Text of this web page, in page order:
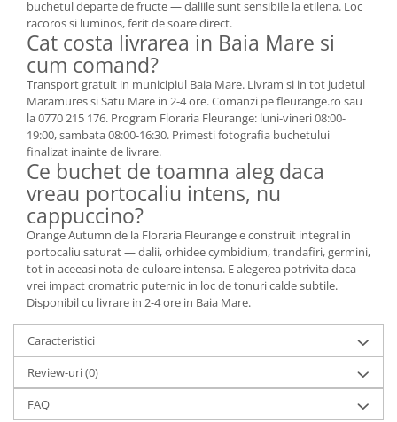
buchetul departe de fructe — daliile sunt sensibile la etilena. Loc
racoros si luminos, ferit de soare direct.
Cat costa livrarea in Baia Mare si
cum comand?
Transport gratuit in municipiul Baia Mare. Livram si in tot judetul
Maramures si Satu Mare in 2-4 ore. Comanzi pe fleurange.ro sau
la 0770 215 176. Program Floraria Fleurange: luni-vineri 08:00-
19:00, sambata 08:00-16:30. Primesti fotografia buchetului
finalizat inainte de livrare.
Ce buchet de toamna aleg daca
vreau portocaliu intens, nu
cappuccino?
Orange Autumn de la Floraria Fleurange e construit integral in
portocaliu saturat — dalii, orhidee cymbidium, trandafiri, germini,
tot in aceeasi nota de culoare intensa. E alegerea potrivita daca
vrei impact cromatric puternic in loc de tonuri calde subtile.
Disponibil cu livrare in 2-4 ore in Baia Mare.
Caracteristici
Review-uri(0)
FAQ